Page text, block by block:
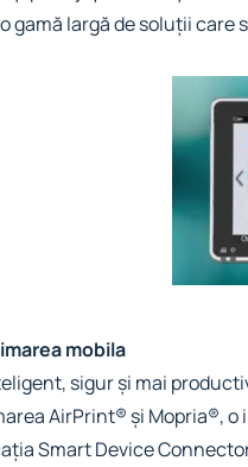
largă de soluții care
mobila
sigur și mai
AirPrint® și Mopria®,
Smart Device